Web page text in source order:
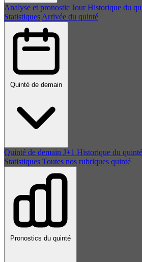
Analyse et pronostic Jour Historique du
Statistiques Arrivée du quinté
Quinté de demain
Quinté de demain J+1 Historique du quinté
Statistiques Toutes nos rubriques quinté
Pronostics du quinté